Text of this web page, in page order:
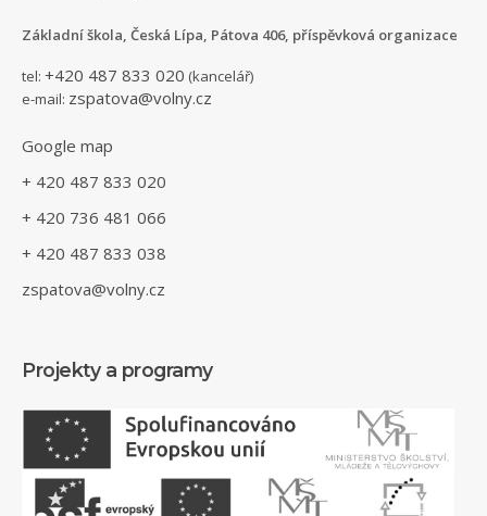
Základní škola, Česká Lípa, Pátova 406, příspěvková organizace
tel: +420 487 833 020 (kancelář)
e-mail: zspatova@volny.cz
Google map
+ 420 487 833 020
+ 420 736 481 066
+ 420 487 833 038
zspatova@volny.cz
Projekty a programy